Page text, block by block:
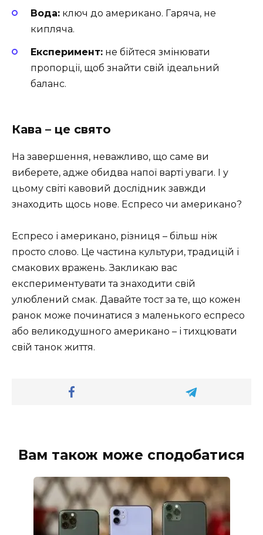
Вода: ключ до американо. Гаряча, не
кипляча.
Експеримент: не бійтеся змінювати
пропорції, щоб знайти свій ідеальний
баланс.
Кава – це свято
На завершення, неважливо, що саме ви
виберете, адже обидва напої варті уваги. І у
цьому світі кавовий дослідник завжди
знаходить щось нове. Еспресо чи американо?
Еспресо і американо, різниця – більш ніж
просто слово. Це частина культури, традицій і
смакових вражень. Закликаю вас
експериментувати та знаходити свій
улюблений смак. Давайте тост за те, що кожен
ранок може починатися з маленького еспресо
або великодушного американо – і тихцювати
свій танок життя.
Вам також може сподобатися